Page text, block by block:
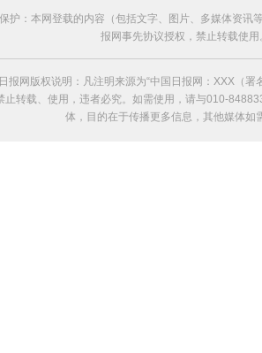
护：本网登载的内容（包括文字、图片、多媒体资
报网事先协议授权，禁止转载使
报网版权说明：凡注明来源为“中国日报网：XXX（
止转载、使用，违者必究。如需使用，请与010-
体，目的在于传播更多信息，其他媒体